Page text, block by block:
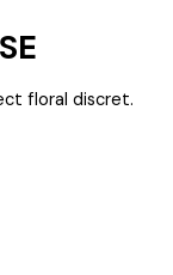
floral discret.